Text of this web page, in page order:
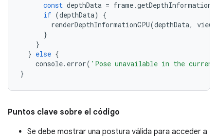
const depthData = frame.getDepthInformation
if (depthData)
{
renderDepthInformationGPU(depthData, view
}
}
} else {
console. error( 'Pose unavailable in the
}
Puntos clave sobre el código
Se debe mostrar una postura válida para acceder a